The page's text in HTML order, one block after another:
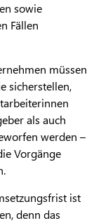
sowie
Fällen
müssen
sicherstellen,
als auch
werden –
Vorgänge
ist
denn das